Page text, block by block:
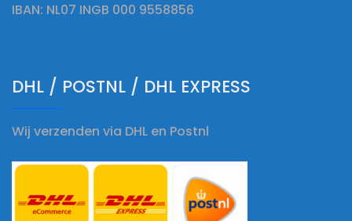
IBAN: NL07 INGB 000 9558856
DHL / POSTNL / DHL EXPRESS
Wij verzenden via DHL en Postnl